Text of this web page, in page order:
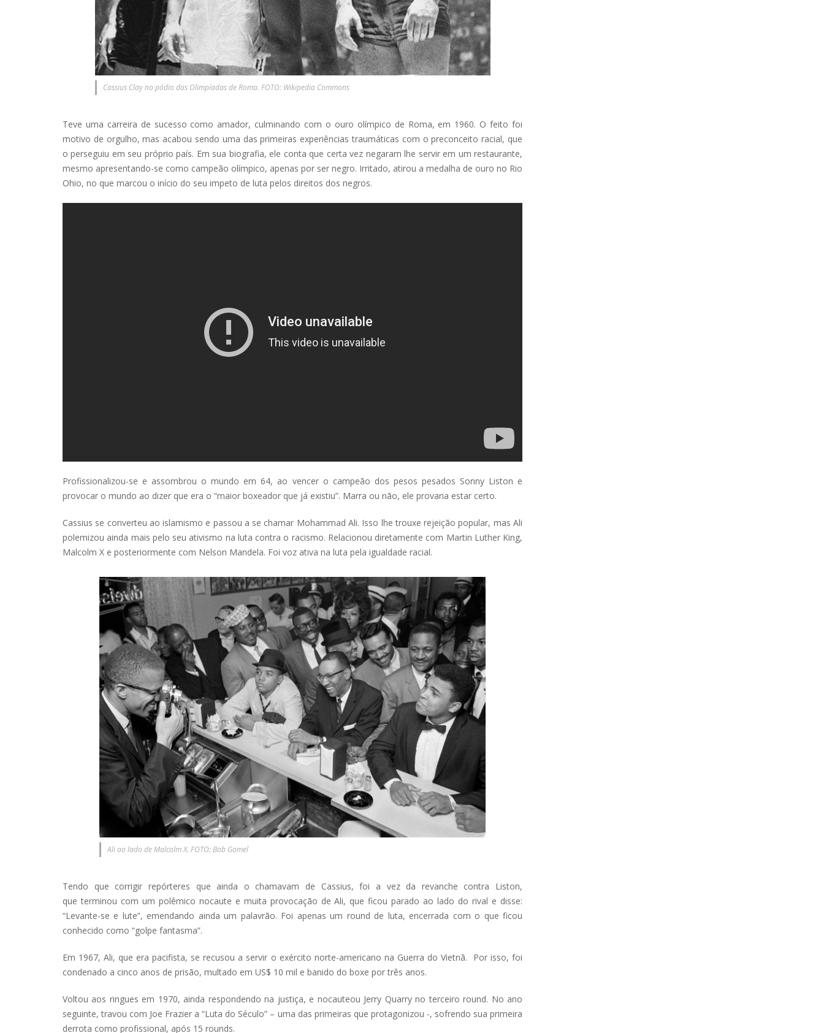
Cassius Clay no pódio das Olimpíadas de Roma. FOTO: Wikipedia Commons
Teve uma carreira de sucesso como amador, culminando com o ouro olímpico de Roma, em 1960. O feito foi
motivo de orgulho, mas acabou sendo uma das primeiras experiências traumáticas com o preconceito racial, que
o perseguiu em seu próprio país. Em sua biografia, ele conta que certa vez negaram lhe servir em um restaurante,
mesmo apresentando-se como campeão olímpico, apenas por ser negro. Irritado, atirou a medalha de ouro no Rio
Ohio, no que marcou o início do seu impeto de luta pelos direitos dos negros.
Profissionalizou-se e assombrou o mundo em 64, ao vencer o campeão dos pesos pesados Sonny Liston e
provocar o mundo ao dizer que era o “maior boxeador que já existiu”. Marra ou não, ele provaria estar certo.
Cassius se converteu ao islamismo e passou a se chamar Mohammad Ali. Isso lhe trouxe rejeição popular, mas Ali
polemizou ainda mais pelo seu ativismo na luta contra o racismo. Relacionou diretamente com Martin Luther King,
Malcolm X e posteriormente com Nelson Mandela. Foi voz ativa na luta pela igualdade racial.
Ali ao lado de Malcolm X. FOTO: Bob Gomel
Tendo que corrigir repórteres que ainda o chamavam de Cassius, foi a vez da revanche contra Liston,
que terminou com um polêmico nocaute e muita provocação de Ali, que ficou parado ao lado do rival e disse:
“Levante-se e lute”, emendando ainda um palavrão. Foi apenas um round de luta, encerrada com o que ficou
conhecido como “golpe fantasma”.
Em 1967, Ali, que era pacifista, se recusou a servir o exército norte-americano na Guerra do Vietnã. Por isso, foi
condenado a cinco anos de prisão, multado em US$ 10 mil e banido do boxe por três anos.
Voltou aos ringues em 1970, ainda respondendo na justiça, e nocauteou Jerry Quarry no terceiro round. No ano
seguinte, travou com Joe Frazier a “Luta do Século” – uma das primeiras que protagonizou -, sofrendo sua primeira
derrota como profissional, após 15 rounds.